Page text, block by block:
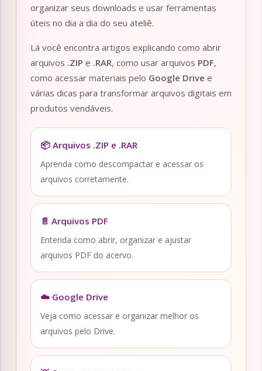
organizar seus downloads e usar ferramentas
úteis no dia a dia do seu ateliê.
Lá você encontra artigos explicando como abrir
arquivos .ZIP e .RAR, como usar arquivos PDF,
como acessar materiais pelo Google Drive e
várias dicas para transformar arquivos digitais em
produtos vendáveis.
📦 Arquivos .ZIP e .RAR
Aprenda como descompactar e acessar os
arquivos corretamente.
📄 Arquivos PDF
Entenda como abrir, organizar e ajustar
arquivos PDF do acervo.
☁️ Google Drive
Veja como acessar e organizar melhor os
arquivos pelo Drive.